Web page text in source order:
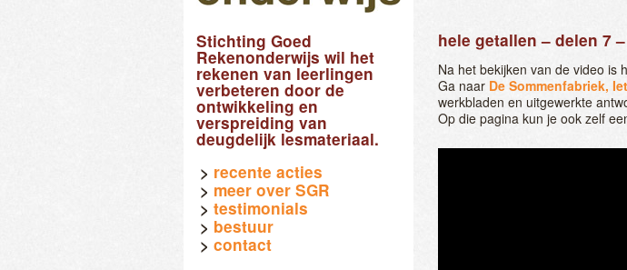
hele getallen – delen 7
Na het bekijken van de video is
Ga naar De Sommenfabriek,
werkbladen en uitgewerkte
Op die pagina kun je ook zelf
Stichting Goed
Rekenonderwijs wil het
rekenen van leerlingen
verbeteren door de
ontwikkeling en
verspreiding van
deugdelijk lesmateriaal.
recente acties
meer over SGR
testimonials
bestuur
contact